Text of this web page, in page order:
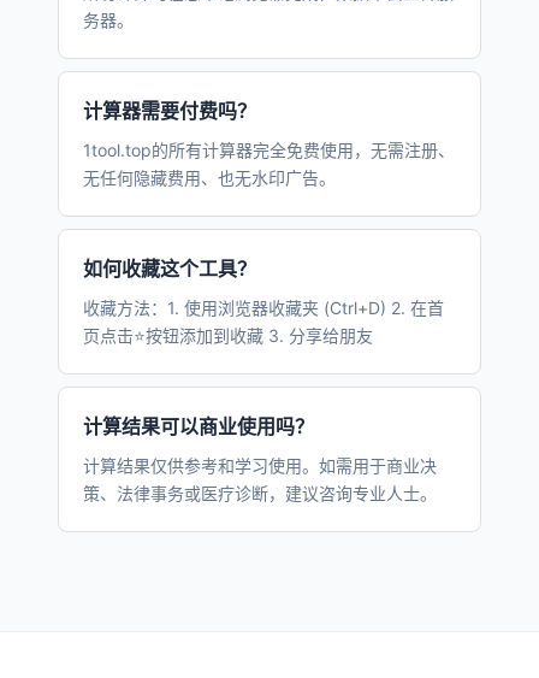
务器。
计算器需要付费吗？
1tool.top的所有计算器完全免费使用，无需注册、
无任何隐藏费用、也无水印广告。
如何收藏这个工具？
收藏方法：1. 使用浏览器收藏夹 (Ctrl+D) 2. 在首
页点击⭐按钮添加到收藏 3. 分享给朋友
计算结果可以商业使用吗？
计算结果仅供参考和学习使用。如需用于商业决
策、法律事务或医疗诊断，建议咨询专业人士。